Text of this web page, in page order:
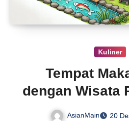
Kuliner
Tempat
dengan Wisata
AsianMain
20